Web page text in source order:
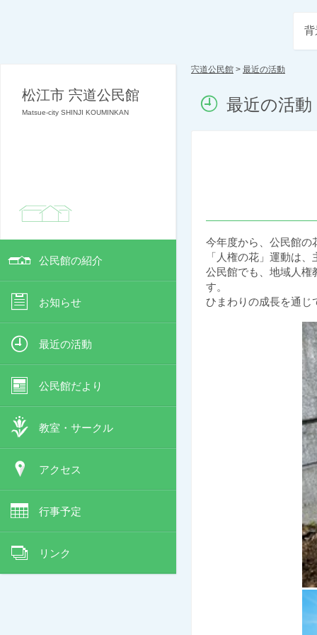
松江市 宍道公民館
Matsue-city SHINJI KOUMINKAN
公民館の紹介
お知らせ
最近の活動
公民館だより
教室・サークル
アクセス
行事予定
リンク
背
宍道公民館 > 最近の活動
最近の活動
今年度から、公民館の
「人権の花」運動は
公民館でも、地域人権
す。
ひまわりの成長を通じ